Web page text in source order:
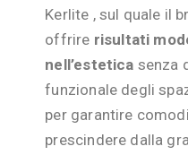
Kerlite , sul quale il
offrire risultati
nell’estetica senza
funzionale degli
per garantire
prescindere dalla